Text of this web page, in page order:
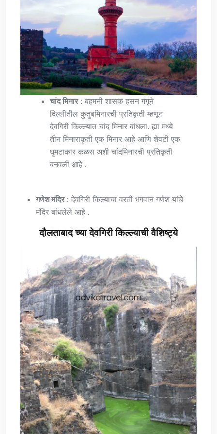
चांद मिनार: बहमनी शासक हसन गंगूने
दिल्लीतील कुतुबमिनारची प्रतिकृती म्हणून
देवगिरी किल्ल्यात चांद मिनार बांधला. ह्या मध्ये
तीन मिनाराकृती एक मिनार आहे आणि शेवटी एक
घुमटाकार कळस अशी चांदमिनारची प्रतिकृती
बनवली आहे .
गणेश मंदिर: देवगिरी किल्याचा वरती भगवान गणेश यांचे
मंदिर बांधलेले आहे .
दौलताबाद च्या देवगिरी किल्ल्याची वैशिष्ट्ये